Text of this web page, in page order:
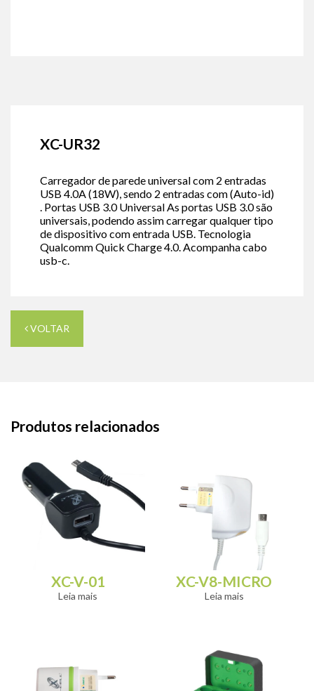
XC-UR32
Carregador de parede universal com 2 entradas
USB 4.0A (18W), sendo 2 entradas com (Auto-id)
. Portas USB 3.0 Universal As portas USB 3.0 são
universais, podendo assim carregar qualquer tipo
de dispositivo com entrada USB. Tecnologia
Qualcomm Quick Charge 4.0. Acompanha cabo
usb-c.
VOLTAR
Produtos relacionados
XC-V-01
Leia mais
XC-V8-MICRO
Leia mais